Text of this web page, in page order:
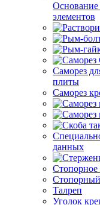
Основание
элементов
Саморез
плиты
Саморез
данных
Стопорное
Талреп
Уголок